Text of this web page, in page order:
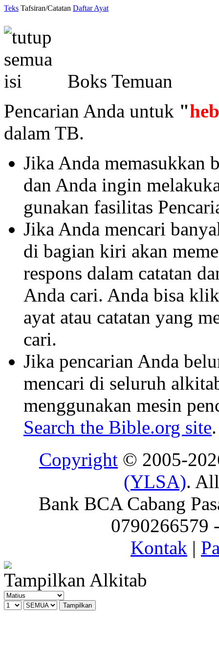
Teks Tafsiran/Catatan Daftar Ayat
Boks Temuan
Pencarian Anda untuk "
dalam TB.
Jika Anda memasukkan
dan Anda ingin
gunakan fasilitas
Jika Anda mencari
di bagian kiri akan
respons dalam catatan
Anda cari. Anda bisa
ayat atau catatan yang
cari.
Jika pencarian Anda
mencari di seluruh
menggunakan mesin
Search the Bible.org site.
Copyright © 2005-
(YLSA).
Bank BCA Cabang
0790266579
Kontak |
Tampilkan Alkitab